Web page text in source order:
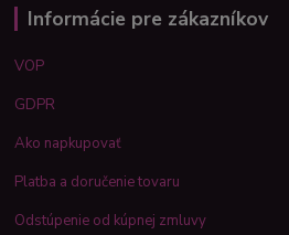
Informácie pre zákazníkov
VOP
GDPR
Ako napkupovať
Platba a doručenie tovaru
Odstúpenie od kúpnej zmluvy